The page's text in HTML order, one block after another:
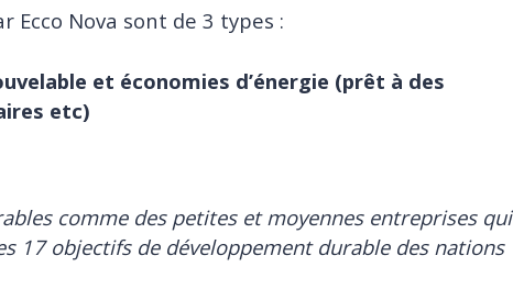
Ecco Nova sont de 3 types :
et économies d’énergie (prêt à des
etc)
comme des petites et moyennes entreprises qui
17 objectifs de développement durable des nations